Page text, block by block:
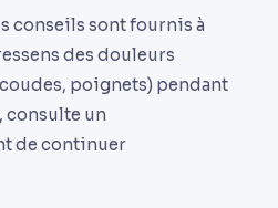
conseils sont fournis à
des douleurs
poignets) pendant
consulte un
de continuer